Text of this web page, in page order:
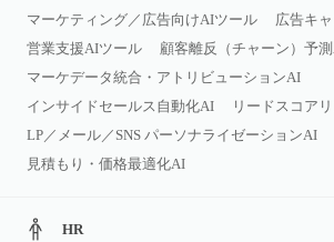
マーケティング／広告向けAIツール
広告キ
営業支援AIツール
顧客離反（チャーン）予
マーケデータ統合・アトリビューションAI
インサイドセールス自動化AI
リードスコア
LP／メール／SNS パーソナライゼーションAI
見積もり・価格最適化AI
HR